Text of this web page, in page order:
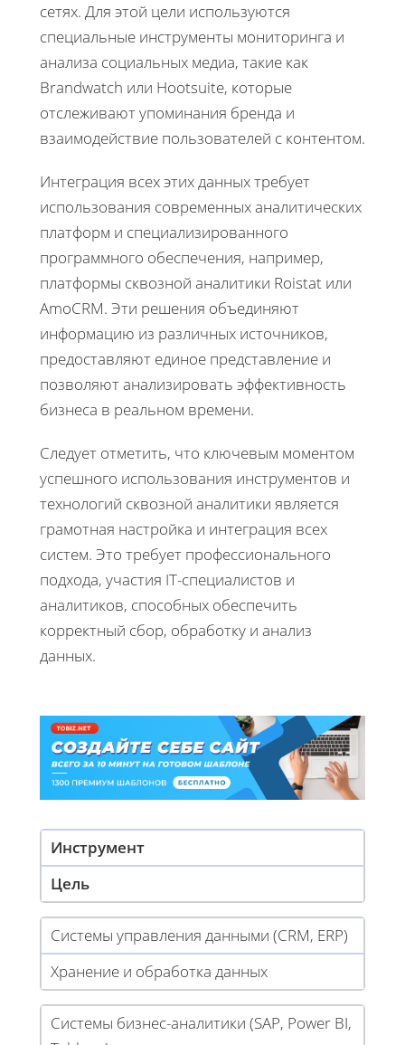
сетях. Для этой цели используются
специальные инструменты мониторинга и
анализа социальных медиа, такие как
Brandwatch или Hootsuite, которые
отслеживают упоминания бренда и
взаимодействие пользователей с контентом.
Интеграция всех этих данных требует
использования современных аналитических
платформ и специализированного
программного обеспечения, например,
платформы сквозной аналитики Roistat или
AmoCRM. Эти решения объединяют
информацию из различных источников,
предоставляют единое представление и
позволяют анализировать эффективность
бизнеса в реальном времени.
Следует отметить, что ключевым моментом
успешного использования инструментов и
технологий сквозной аналитики является
грамотная настройка и интеграция всех
систем. Это требует профессионального
подхода, участия IT-специалистов и
аналитиков, способных обеспечить
корректный сбор, обработку и анализ
данных.
Инструмент
Цель
Системы управления данными (CRM, ERP)
Хранение и обработка данных
Системы бизнес-аналитики (SAP, Power BI,